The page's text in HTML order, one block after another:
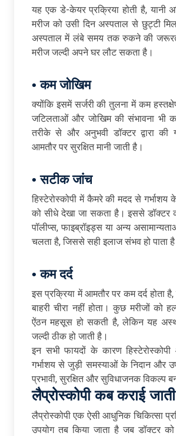
यह एक डे-केयर प्रक्रिया होती है, यानी
मरीज को उसी दिन अस्पताल से छुट्टी
अस्पताल में लंबे समय तक रुकने की
मरीज जल्दी अपने घर लौट सकता है।
•कम जोखिम
क्योंकि इसमें सर्जरी की तुलना में कम
जटिलताओं और जोखिम की संभावना भी
तरीके से और अनुभवी डॉक्टर द्वारा की
आमतौर पर सुरक्षित मानी जाती है।
•सटीक जांच
हिस्टेरोस्कोपी में कैमरे की मदद से गर्भाशय
को सीधे देखा जा सकता है। इससे डॉक्टर
पॉलीप्स, फाइब्रॉइड्स या अन्य
चलता है, जिससे सही इलाज संभव हो पाता
•कम दर्द
इस प्रक्रिया में आमतौर पर कम दर्द होता
बाहरी चीरा नहीं होता। कुछ मरीजों को
ऐंठन महसूस हो सकती है, लेकिन यह
जल्दी ठीक हो जाती है।
इन सभी फायदों के कारण
गर्भाशय से जुड़ी समस्याओं के निदान और
प्रभावी, सुरक्षित और सुविधाजनक विकल्प
लैप्रोस्कोपी कब कराई जाती
लैप्रोस्कोपी एक ऐसी आधुनिक चिकित्सा
उपयोग तब किया जाता है जब डॉक्टर